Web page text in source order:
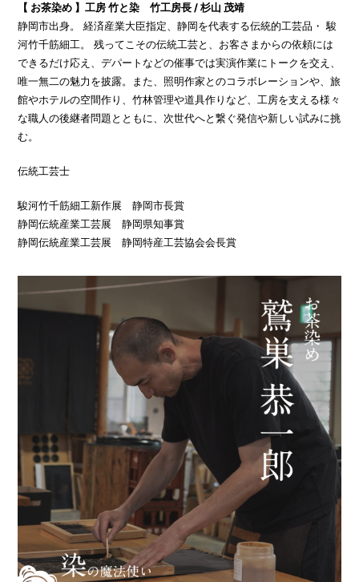
【 お茶染め 】工房 竹と染 竹工房長 / 杉山 茂靖
静岡市出身。 経済産業大臣指定、静岡を代表する伝統的工芸品・ 駿
河竹千筋細工。 残ってこその伝統工芸と、お客さまからの依頼には
できるだけ応え、デパートなどの催事では実演作業にトークを交え、
唯一無二の魅力を披露。また、照明作家とのコラボレーションや、旅
館やホテルの空間作り、竹林管理や道具作りなど、工房を支える様々
な職人の後継者問題とともに、次世代へと繋ぐ発信や新しい試みに挑
む。
伝統工芸士
駿河竹千筋細工新作展 静岡市長賞
静岡伝統産業工芸展 静岡県知事賞
静岡伝統産業工芸展 静岡特産工芸協会会長賞